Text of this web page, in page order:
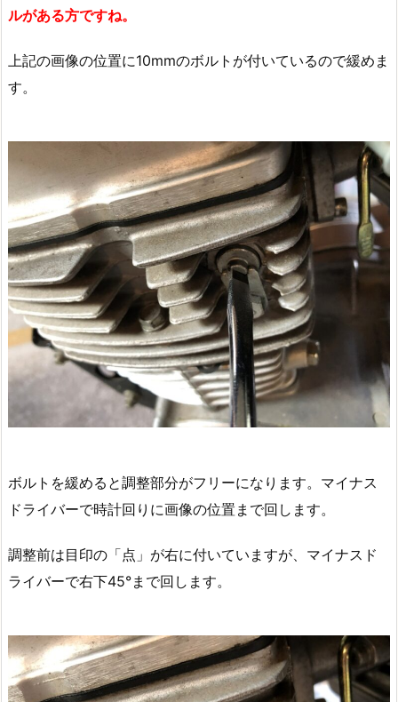
ルがある方ですね。
上記の画像の位置に10mmのボルトが付いているので緩めま
す。
ボルトを緩めると調整部分がフリーになります。マイナス
ドライバーで時計回りに画像の位置まで回します。
調整前は目印の「点」が右に付いていますが、マイナスド
ライバーで右下45°まで回します。